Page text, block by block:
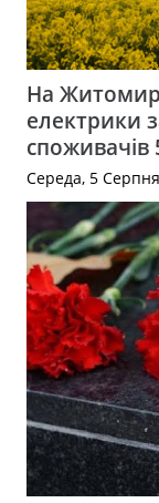
На
електрики
споживачів
Середа, 5